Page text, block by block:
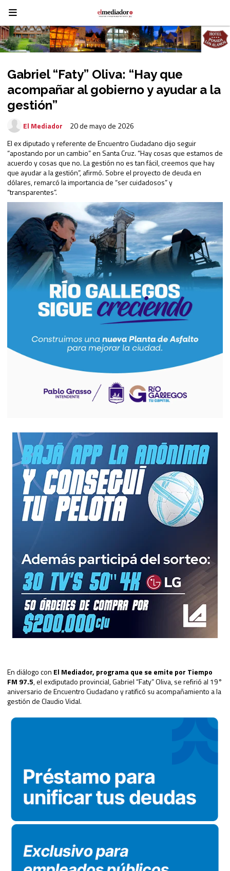
Gabriel “Faty” Oliva: “Hay que
acompañar al gobierno y ayudar a la
gestión”
El ex diputado y referente de Encuentro Ciudadano dijo seguir
“apostando por un cambio” en Santa Cruz. “Hay cosas que estamos de
acuerdo y cosas que no. La gestión no es tan fácil, creemos que hay
que ayudar a la gestión”, afirmó. Sobre el proyecto de deuda en
dólares, remarcó la importancia de “ser cuidadosos” y
“transparentes”.
20 de mayo de 2026
El Mediador
En diálogo con El Mediador, programa que se emite por Tiempo
FM 97.5, el exdiputado provincial, Gabriel “Faty” Oliva, se refirió al 19°
aniversario de Encuentro Ciudadano y ratificó su acompañamiento a la
gestión de Claudio Vidal.